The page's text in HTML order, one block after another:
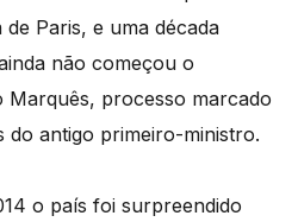
Paris, e uma década
não começou o
Marquês, processo marcado
do antigo primeiro-ministro.
o país foi surpreendido